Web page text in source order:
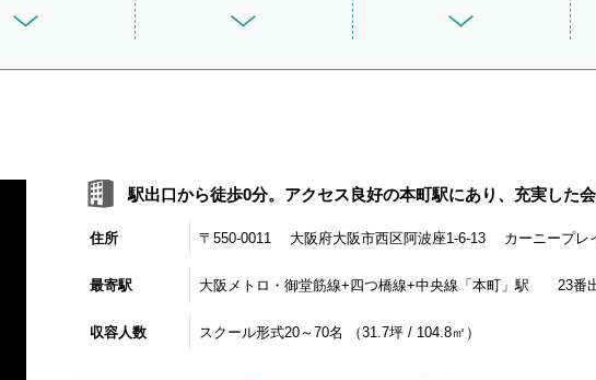
駅出口から徒歩0分。アクセス良好の本町駅にあり、充実した
住所 〒550-0011 大阪府大阪市西区阿波座1-6-13 カーニープレ
最寄駅 大阪メトロ・御堂筋線+四つ橋線+中央線「本町」駅 23番
収容人数 スクール形式20～70名 （31.7坪 / 104.8㎡）